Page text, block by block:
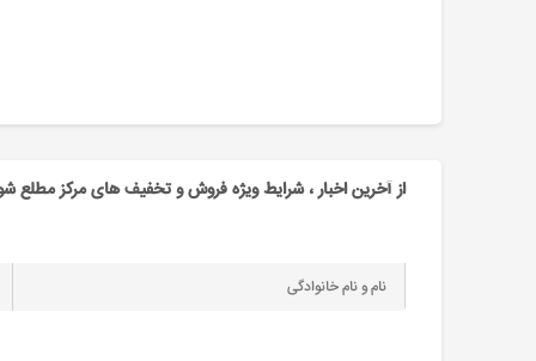
از آخرین اخبار ، شرایط ویژه فروش و تخفیف های مرکز مطلع